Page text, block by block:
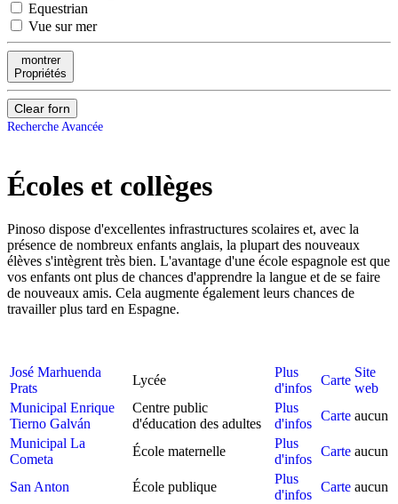
Equestrian
Vue sur mer
montrer
Propriétés
Clear forn
Recherche Avancée
Écoles et collèges
Pinoso dispose d'excellentes infrastructures scolaires et, avec la
présence de nombreux enfants anglais, la plupart des nouveaux
élèves s'intègrent très bien. L'avantage d'une école espagnole est que
vos enfants ont plus de chances d'apprendre la langue et de se faire
de nouveaux amis. Cela augmente également leurs chances de
travailler plus tard en Espagne.
José Marhuenda
Prats
Lycée
Plus
d'infos
Carte
Site
web
Municipal Enrique
Tierno Galván
Centre public
d'éducation des adultes
Plus
d'infos
Carte aucun
Municipal La
Cometa
École maternelle
Plus
d'infos
Carte aucun
San Anton École publique
Plus
d'infos
Carte aucun